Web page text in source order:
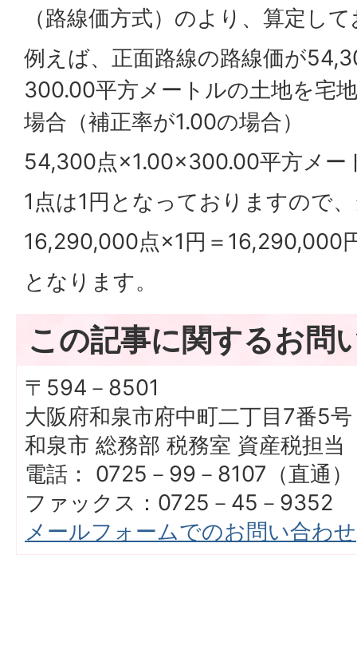
（路線価方式）のより、算定し
例えば、正面路線の路線価が
300.00平方メートルの土地を宅
場合（補正率が1.00の場合）
54,300点×1.00×300.00平方メー
1点は1円となっておりますので
16,290,000点×1円＝16,290,000
となります。
この記事に関するお問
〒594－8501
大阪府和泉市府中町二丁目7番5号
和泉市 総務部 税務室 資産税担当
電話： 0725－99－8107（直通）
ファックス：0725－45－9352
メールフォームでのお問い合わせ